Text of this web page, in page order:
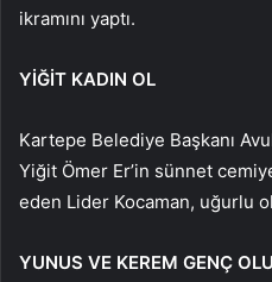
ikramını yaptı.
YİĞİT KADIN OL
Kartepe Belediye Başkanı
Yiğit Ömer Er’in sünnet
eden Lider Kocaman, uğurlu
YUNUS VE KEREM GENÇ